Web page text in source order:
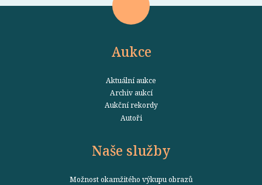
Aukce
Aktuální aukce
Archiv aukcí
Aukční rekordy
Autoři
Naše služby
Možnost okamžitého výkupu obrazů